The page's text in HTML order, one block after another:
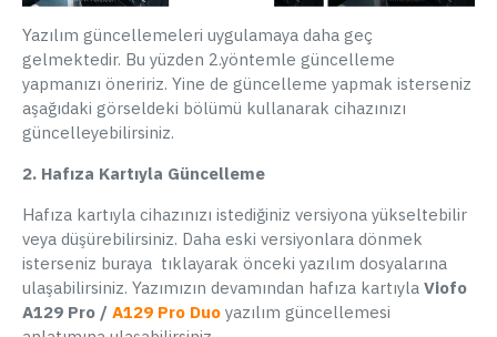
Yazılım güncellemeleri uygulamaya daha geç
gelmektedir. Bu yüzden 2.yöntemle güncelleme
yapmanızı öneririz. Yine de güncelleme yapmak isterseniz
aşağıdaki görseldeki bölümü kullanarak cihazınızı
güncelleyebilirsiniz.
2. Hafıza Kartıyla Güncelleme
Hafıza kartıyla cihazınızı istediğiniz versiyona yükseltebilir
veya düşürebilirsiniz. Daha eski versiyonlara dönmek
isterseniz buraya tıklayarak önceki yazılım dosyalarına
ulaşabilirsiniz. Yazımızın devamından hafıza kartıyla Viofo
A129 Pro / A129 Pro Duo yazılım güncellemesi